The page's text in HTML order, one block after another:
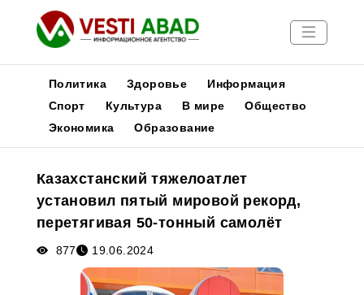
Новости
Медиа
Афиша
Политика Здоровье
Информация
Спорт
Культура В мире
Общество
Экономика
Образование
Казахстанский тяжелоатлет
установил пятый мировой рекорд,
перетягивая 50-тонный самолёт
877 19.06.2024